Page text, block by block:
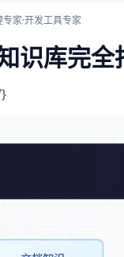
专家·开发工具专家
识库完全